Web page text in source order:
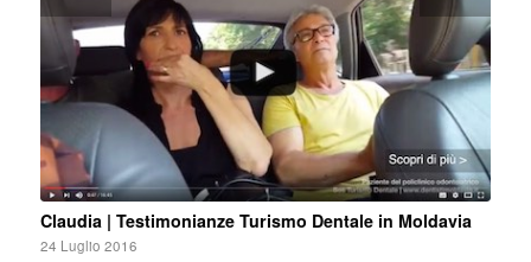
Claudia | Testimonianze Turismo Dentale in Moldavia
24 Luglio 2016